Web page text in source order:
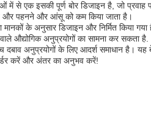
में से एक इसकी पूर्ण बोर डिजाइन है, जो
और पहनने और आंसू को कम किया जाता है।
मानकों के अनुसार डिजाइन और निर्मित
औद्योगिक अनुप्रयोगों का सामना कर सकता है.
दबाव अनुप्रयोगों के लिए आदर्श समाधान है।
करें और अंतर का अनुभव करें!